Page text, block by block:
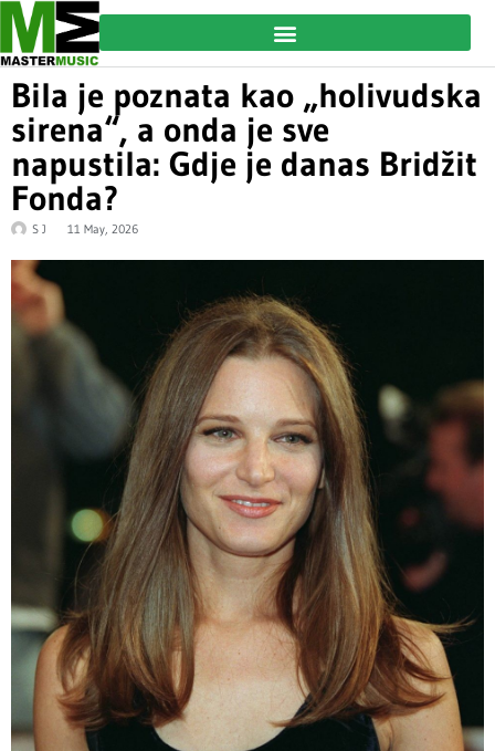
Bila je poznata kao „holivudska
sirena“, a onda je sve
napustila: Gdje je danas Bridžit
Fonda?
S J 11 May, 2026